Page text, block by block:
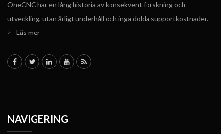
OneCNC har en lång historia av konsekvent forskning och
utveckling, utan årligt underhåll och inga dolda supportkostnader.
>
Läs mer
NAVIGERING